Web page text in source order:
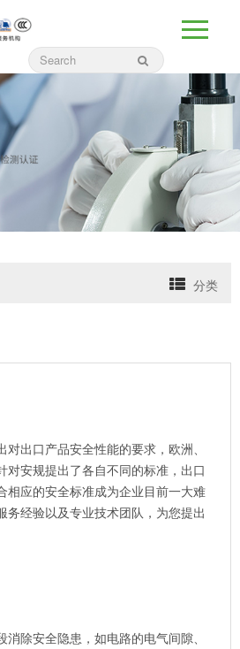
分类
出口产品安全性能的要求，欧洲、
对安规提出了各自不同的标准，出口
相应的安全标准成为企业目前一大难
务经验以及专业技术团队，为您提出
除安全隐患，如电路的电气间隙、